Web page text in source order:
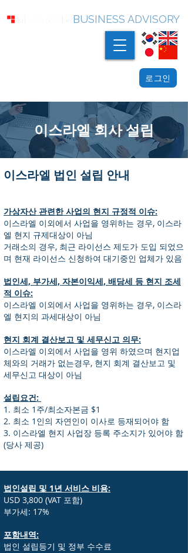
BUSINESS ADVISORY
로그인
이스라엘 회사 설립
이스라엘 법인 설립 안내
가상자산 관련한 사업의 현지 규정적 이슈:
이스라엘 이외에서 사업을 영위하는 경우, 이스라
엘 현지 규제대상이 아님
​거래소의 경우, 최근 라이선스 제도가 도입 되었으
며 현재 라이선스 신청하여 대기중인 업체가 있음
법인세, 부가세, 자본이익세, 배당세 등 현지 조세
적 이슈:
이스라엘 이외에서 사업을 영위하는 경우, 이스라
엘 현지의 과세대상이 아님
현지 회계 결산보고 및 세무신고 의무:
이스라엘 이외에서 사업을 영위 하였으며 현지업
체와의 거래가 없는경우, 현지 회계 결산보고 및
세무신고 대상이 아님
설립요건:
1. 최소 1주/최소자본금 $1
2. 최소 1인의 자연인이 이사로 등재되어야 함
3. 이스라엘 현지 사업장 등록 주소지가 있어야 함
(당사 제공)
법인설립 및 1년 서비스 비용:
USD 3,800 (VAT 포함)
부가세: 17% ​
포함내역:
법인 설립등기 및 정부 수수료